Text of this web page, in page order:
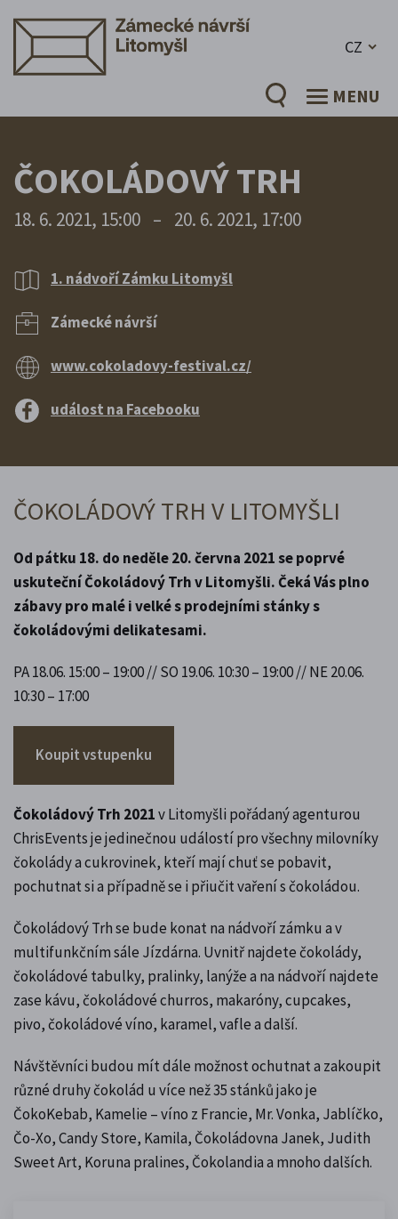
CZ
MENU
ČOKOLÁDOVÝ TRH
18. 6. 2021, 15:00 – 20. 6. 2021, 17:00
1. nádvoří Zámku Litomyšl
Zámecké návrší
www.cokoladovy-festival.cz/
událost na Facebooku
ČOKOLÁDOVÝ TRH V LITOMYŠLI
Od pátku 18. do neděle 20. června 2021 se poprvé
uskuteční Čokoládový Trh v Litomyšli. Čeká Vás plno
zábavy pro malé i velké s prodejními stánky s
čokoládovými delikatesami.
PA 18.06. 15:00 – 19:00 // SO 19.06. 10:30 – 19:00 // NE 20.06.
10:30 – 17:00
Koupit vstupenku
Čokoládový Trh 2021v Litomyšli pořádaný agenturou
ChrisEvents je jedinečnou událostí pro všechny milovníky
čokolády a cukrovinek, kteří mají chuť se pobavit,
pochutnat si a případně se i přiučit vaření s čokoládou.
Čokoládový Trh se bude konat na nádvoří zámku a v
multifunkčním sále Jízdárna. Uvnitř najdete čokolády,
čokoládové tabulky, pralinky, lanýže a na nádvoří najdete
zase kávu, čokoládové churros, makaróny, cupcakes,
pivo, čokoládové víno, karamel, vafle a další.
Návštěvníci budou mít dále možnost ochutnat a zakoupit
různé druhy čokolád u více než 35 stánků jako je
ČokoKebab, Kamelie – víno z Francie, Mr. Vonka, Jablíčko,
Čo-Xo, Candy Store, Kamila, Čokoládovna Janek, Judith
Sweet Art, Koruna pralines, Čokolandia a mnoho dalších.